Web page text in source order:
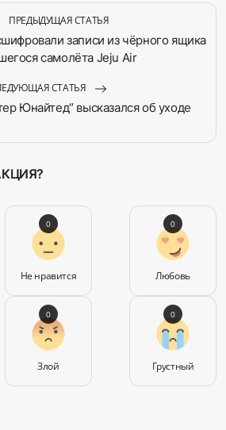
ПРЕДЫДУЩАЯ СТАТЬЯ
записи из чёрного ящика
самолёта Jeju Air
СТАТЬЯ
Юнайтед“ высказался об уходе
Не нравится
0
Любовь
0
Злой
0
Грустный
0